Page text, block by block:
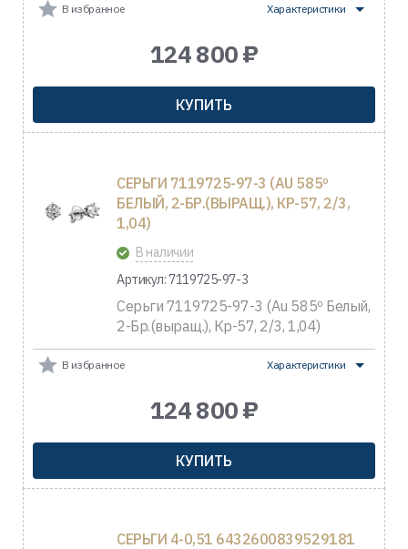
В избранное Характеристики
124 800 ₽
КУПИТЬ
СЕРЬГИ 7119725-97-3 (AU 585º
БЕЛЫЙ, 2-БР.(ВЫРАЩ.), КР-57, 2/3,
1,04)
В наличии
Артикул: 7119725-97-3
Серьги 7119725-97-3 (Au 585º Белый,
2-Бр.(выращ.), Кр-57, 2/3, 1,04)
В избранное Характеристики
124 800 ₽
КУПИТЬ
СЕРЬГИ 4-0,51 6432600839529181